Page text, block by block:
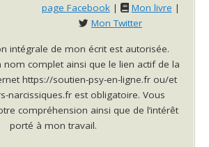
page Facebook| Mon livre |
Mon Twitter
intégrale de mon écrit est autorisée.
nom complet ainsi que le lien actif de la
https://soutien-psy-en-ligne.fr ou/et
narcissiques.fr est obligatoire. Vous
compréhension ainsi que de l’intérêt
porté à mon travail.